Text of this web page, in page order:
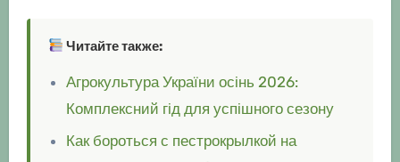
Читайте также:
Агрокультура України осінь 2026:
Комплексний гід для успішного сезону
Как бороться с пестрокрылкой на